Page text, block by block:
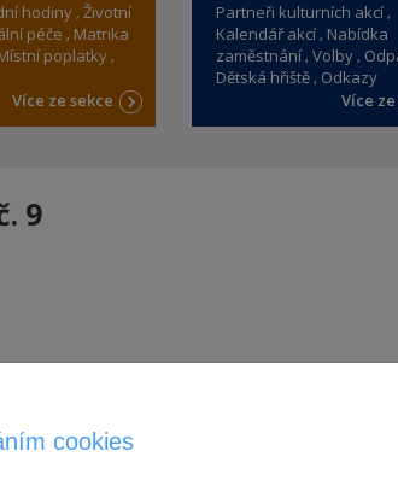
cookies
hodiny Životní
péče
Matrika
poplatky
Více ze sekce
Partneři kulturních akcí
Kalendář akcí Nabídka
zaměstnání Volby
Dětská hřiště Odkazy
Více
9